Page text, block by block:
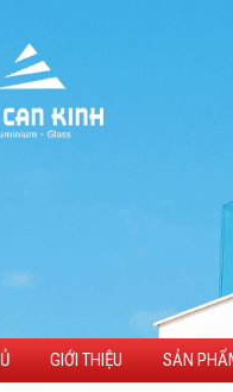
GIỚI THIỆU SẢN